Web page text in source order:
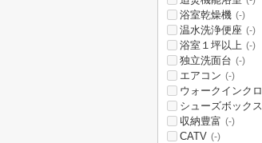
浴室乾燥機 (-)
温水洗浄便座 (-)
浴室１坪以上 (-)
独立洗面台 (-)
エアコン (-)
ウォークインク
シューズボックス
収納豊富 (-)
CATV (-)